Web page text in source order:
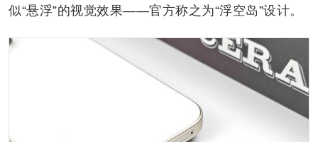
似“悬浮”的视觉效果——官方称之为“浮空岛”设计。